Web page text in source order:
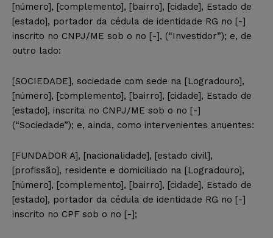
[número], [complemento], [bairro], [cidade], Estado de
[estado], portador da cédula de identidade RG no [-]
inscrito no CNPJ/ME sob o no [-], (“Investidor”); e, de
outro lado:
[SOCIEDADE], sociedade com sede na [Logradouro],
[número], [complemento], [bairro], [cidade], Estado de
[estado], inscrita no CNPJ/ME sob o no [-]
(“Sociedade”); e, ainda, como intervenientes anuentes:
[FUNDADOR A], [nacionalidade], [estado civil],
[profissão], residente e domiciliado na [Logradouro],
[número], [complemento], [bairro], [cidade], Estado de
[estado], portador da cédula de identidade RG no [-]
inscrito no CPF sob o no [-];